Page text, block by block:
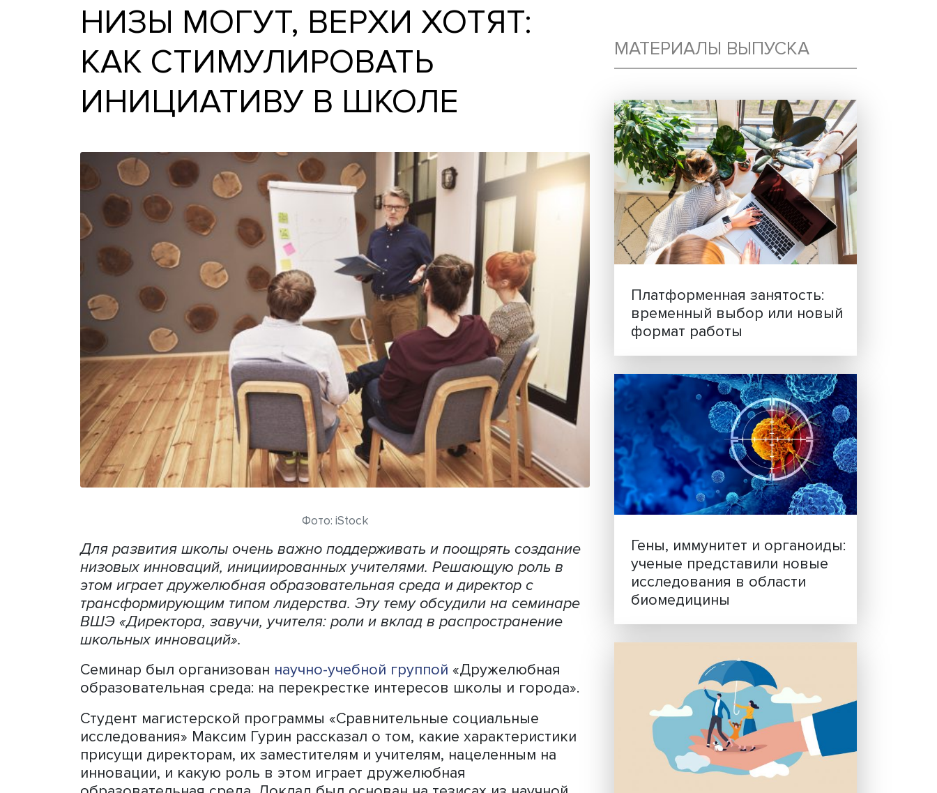
НИЗЫ МОГУТ, ВЕРХИ ХОТЯТ:
КАК СТИМУЛИРОВАТЬ
ИНИЦИАТИВУ В ШКОЛЕ
Для развития школы очень важно поддерживать и поощрять создание
низовых инноваций, инициированных учителями. Решающую роль в
этом играет дружелюбная образовательная среда и директор с
трансформирующим типом лидерства. Эту тему обсудили на семинаре
ВШЭ «Директора, завучи, учителя: роли и вклад в распространение
школьных инноваций».
МАТЕРИАЛЫ ВЫПУСКА
Платформенная
временный выбор или
формат работы
Гены, иммунитет и
ученые представили
исследования в области
биомедицины